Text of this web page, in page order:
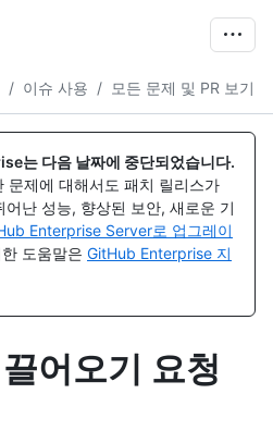
/ 이슈 사용 / 모든 문제 및 PR 보기
는 다음 날짜에 중단되었습니다.
문제에 대해서도 패치 릴리스가
난 성능, 향상된 보안, 새로운 기
Enterprise Server로 업그레이
도움말은 GitHub Enterprise 지
어오기 요청